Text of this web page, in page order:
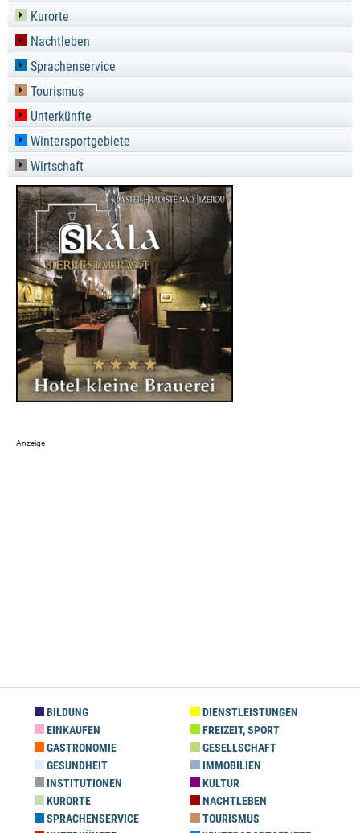
Kurorte
Nachtleben
Sprachenservice
Tourismus
Unterkünfte
Wintersportgebiete
Wirtschaft
BILDUNG
DIENSTLEISTUNGEN
EINKAUFEN
FREIZEIT, SPORT
GASTRONOMIE
GESELLSCHAFT
GESUNDHEIT
IMMOBILIEN
INSTITUTIONEN
KULTUR
KURORTE
NACHTLEBEN
SPRACHENSERVICE
TOURISMUS